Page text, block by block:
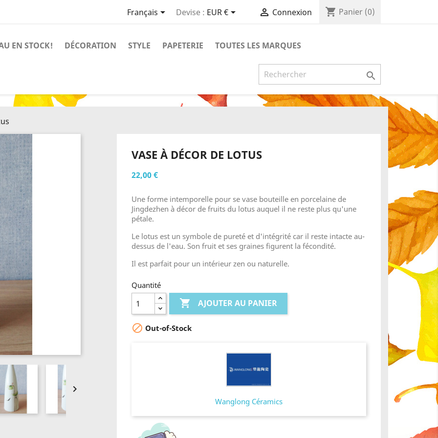
Français Devise : EUR €  Connexion shopping_cart Panier (0)
EN STOCK! DÉCORATION STYLE PAPETERIE TOUTES LES MARQUES


VASE À DÉCOR DE LOTUS
22,00 €
Une forme intemporelle pour se vase bouteille en porcelaine de
Jingdezhen à décor de fruits du lotus auquel il ne reste plus qu'une
pétale.
Le lotus est un symbole de pureté et d'intégrité car il reste intacte au-
dessus de l'eau. Son fruit et ses graines figurent la fécondité.
Il est parfait pour un intérieur zen ou naturelle.
Quantité
 AJOUTER AU PANIER
 Out-of-Stock
Wanglong Céramics